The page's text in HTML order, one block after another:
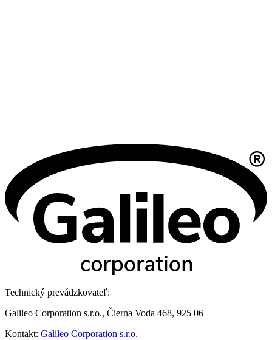
Technický prevádzkovateľ:
Galileo Corporation s.r.o., Čierna Voda 468, 925 06
Kontakt: Galileo Corporation s.r.o.